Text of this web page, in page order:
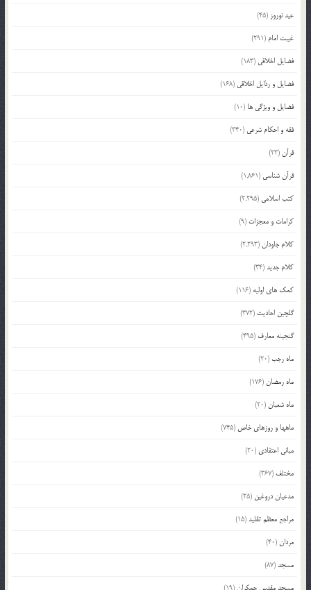
عید نوروز (45)
غیبت امام (291)
فضایل اخلاقی (183)
فضایل و رذایل اخلاقی (168)
فضایل و ویژگی ها (10)
فقه و احکام شرعی (340)
قرآن(23)
قرآن شناسی (1,861)
کتب اسلامی (2,295)
کرامات و معجزات (9)
کلام جاودان(2,293)
کلام جدید(34)
کمک های اولیه (116)
گلچین احادیث (372)
گنجینه معارف (495)
ماه رجب(20)
ماه رمضان(176)
ماه شعبان(20)
ماهها و روزهای خاص (745)
مبانی اعتقادی (20)
مختلف (367)
مدعیان دروغین (25)
مراجع معظم تقلید(15)
مردان(40)
مسجد(87)